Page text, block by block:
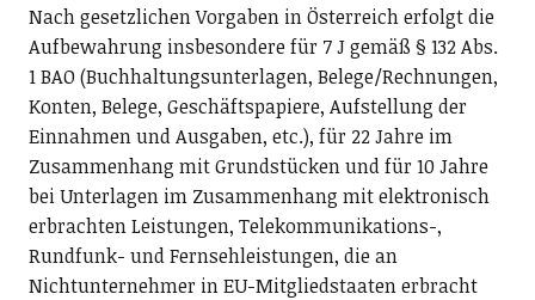
Nach gesetzlichen Vorgaben in Österreich erfolgt die
Aufbewahrung insbesondere für 7 J gemäß § 132 Abs.
1 BAO (Buchhaltungsunterlagen, Belege/Rechnungen,
Konten, Belege, Geschäftspapiere, Aufstellung der
Einnahmen und Ausgaben, etc.), für 22 Jahre im
Zusammenhang mit Grundstücken und für 10 Jahre
bei Unterlagen im Zusammenhang mit elektronisch
erbrachten Leistungen, Telekommunikations-,
Rundfunk- und Fernsehleistungen, die an
Nichtunternehmer in EU-Mitgliedstaaten erbracht